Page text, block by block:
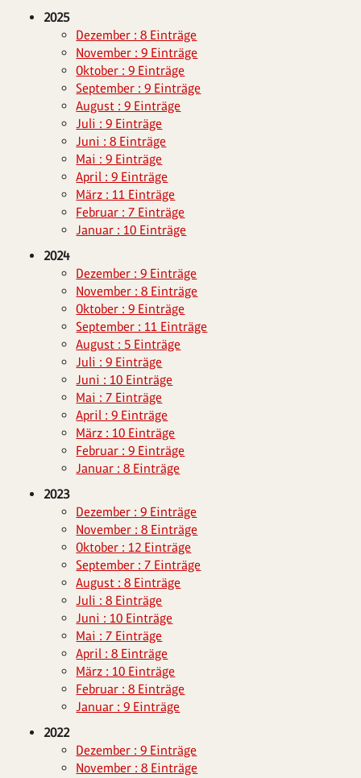
2025
Dezember : 8 Einträge
November : 9 Einträge
Oktober : 9 Einträge
September : 9 Einträge
August : 9 Einträge
Juli : 9 Einträge
Juni : 8 Einträge
Mai : 9 Einträge
April : 9 Einträge
März : 11 Einträge
Februar : 7 Einträge
Januar : 10 Einträge
2024
Dezember : 9 Einträge
November : 8 Einträge
Oktober : 9 Einträge
September : 11 Einträge
August : 5 Einträge
Juli : 9 Einträge
Juni : 10 Einträge
Mai : 7 Einträge
April : 9 Einträge
März : 10 Einträge
Februar : 9 Einträge
Januar : 8 Einträge
2023
Dezember : 9 Einträge
November : 8 Einträge
Oktober : 12 Einträge
September : 7 Einträge
August : 8 Einträge
Juli : 8 Einträge
Juni : 10 Einträge
Mai : 7 Einträge
April : 8 Einträge
März : 10 Einträge
Februar : 8 Einträge
Januar : 9 Einträge
2022
Dezember : 9 Einträge
November : 8 Einträge